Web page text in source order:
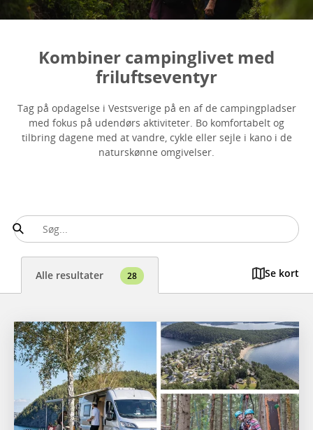
Kombiner campinglivet med
friluftseventyr
Tag på opdagelse i Vestsverige på en af de campingpladser
med fokus på udendørs aktiviteter. Bo komfortabelt og
tilbring dagene med at vandre, cykle eller sejle i kano i de
naturskønne omgivelser.
Alle resultater 28 Se kort